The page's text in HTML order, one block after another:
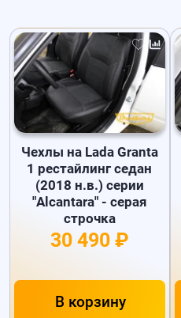
Чехлы на Lada Granta
1 рестайлинг седан
(2018 н.в.) серии
"Alcantara" - серая
строчка
30 490 ₽
В корзину